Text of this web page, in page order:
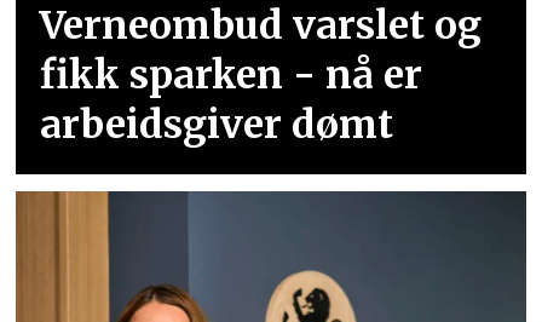
Verneombud varslet og
fikk sparken - nå er
arbeidsgiver dømt